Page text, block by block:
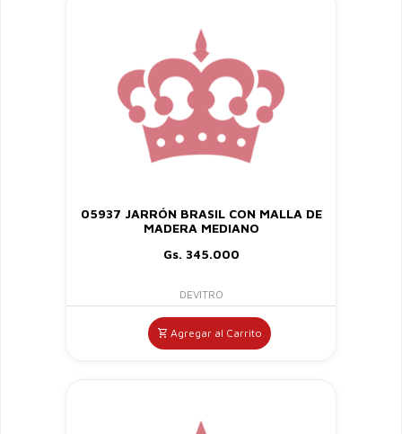
05937 JARRÓN BRASIL CON MALLA DE
MADERA MEDIANO
Gs. 345.000
DEVITRO
Agregar al Carrito